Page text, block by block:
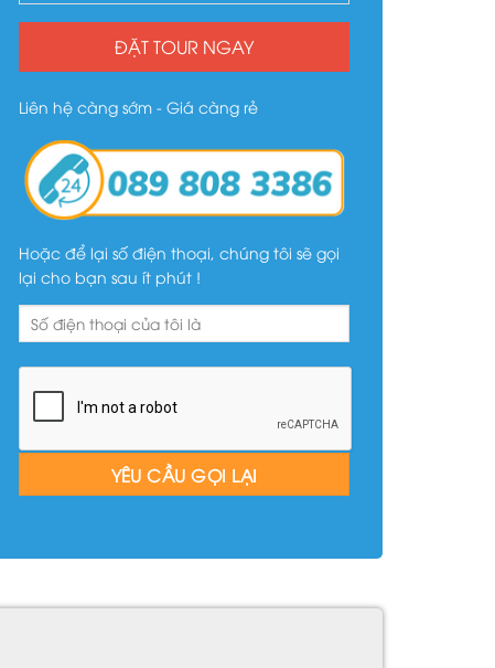
ĐẶT TOUR NGAY
Liên hệ càng sớm - Giá càng rẻ
Hoặc để lại số điện thoại, chúng tôi sẽ gọi
lại cho bạn sau ít phút !